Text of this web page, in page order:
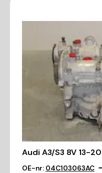
Audi A3/S3 8V 13-
OE-nr: 04C103063AC